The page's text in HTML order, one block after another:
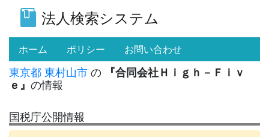
法人検索システム
ホーム (current)
ポリシー お問い合わせ
東京都 東村山市 の
『合同会社Ｈｉｇｈ－Ｆｉｖ
ｅ』 の情報
国税庁公開情報